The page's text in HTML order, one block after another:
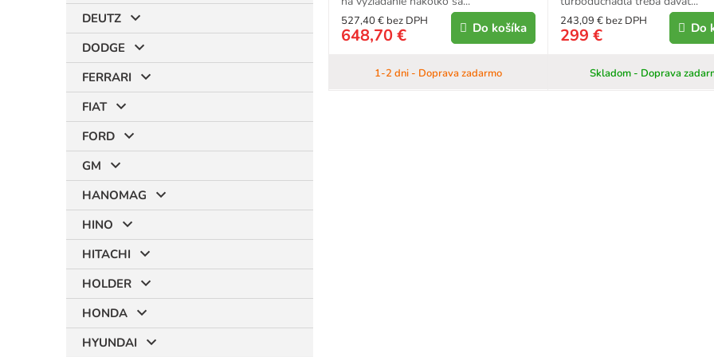
DEUTZ
DODGE
FERRARI
FIAT
FORD
GM
HANOMAG
HINO
HITACHI
HOLDER
HONDA
HYUNDAI
1-2 dni - Doprava zadarmo
527,40 € bez DPH
648,70 € Do košíka
Skladom - Doprava
243,09 € bez DPH
299 € Do